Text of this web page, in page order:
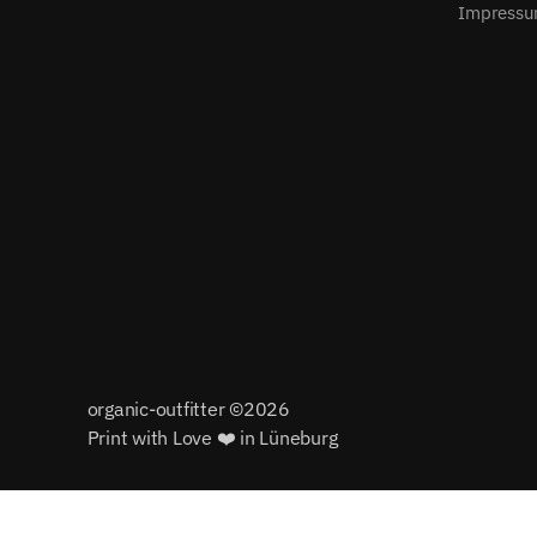
organic-outfitter ©2026
Print with Love ❤️ in Lüneburg